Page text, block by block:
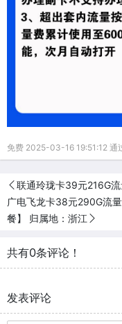
免费 2025-03-16 19:51:12 通
联通玲珑卡39元216G
广电飞龙卡38元290G流
餐】 归属地：浙江
共有0条评论！
发表评论